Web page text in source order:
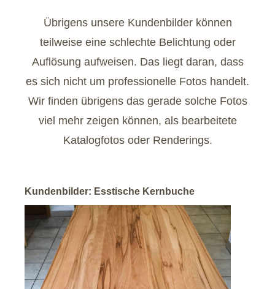
Übrigens unsere Kundenbilder können
teilweise eine schlechte Belichtung oder
Auflösung aufweisen. Das liegt daran, dass
es sich nicht um professionelle Fotos handelt.
Wir finden übrigens das gerade solche Fotos
viel mehr zeigen können, als bearbeitete
Katalogfotos oder Renderings.
Kundenbilder: Esstische Kernbuche